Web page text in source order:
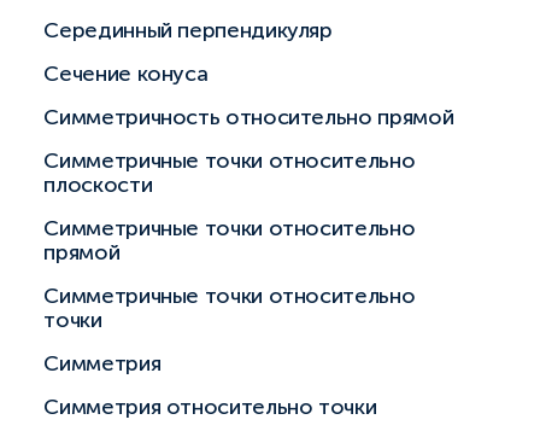
Серединный перпендикуляр
Сечение конуса
Симметричность относительно прямой
Симметричные точки относительно
плоскости
Симметричные точки относительно
прямой
Симметричные точки относительно
точки
Симметрия
Симметрия относительно точки